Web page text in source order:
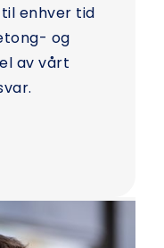
til enhver tid
og
av vårt